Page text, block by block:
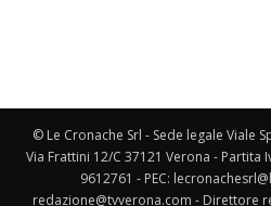
© Le Cronache Srl - Sede legale Viale
Via Frattini 12/C 37121 Verona - Partita
9612761 - PEC:
redazione@tvverona.com - Direttore